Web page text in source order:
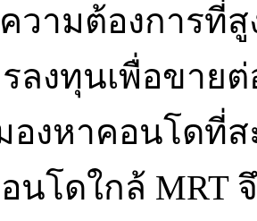
วามต้องการที่
ลงทุนเพื่อขาย
งหาคอนโดที่ส
นโดใกล้ MRT